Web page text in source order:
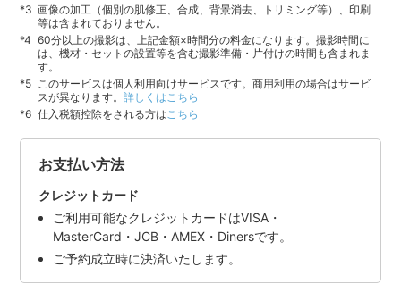
画像の加工（個別の肌修正、合成、背景消去、トリミング等）、印刷
等は含まれておりません。
60分以上の撮影は、上記金額×時間分の料金になります。撮影時間に
は、機材・セットの設置等を含む撮影準備・片付けの時間も含まれま
す。
このサービスは個人利用向けサービスです。商用利用の場合はサービ
スが異なります。詳しくはこちら
仕入税額控除をされる方は こちら
お支払い方法
クレジットカード
ご利用可能なクレジットカードはVISA・
MasterCard・JCB・AMEX・Dinersです。
ご予約成立時に決済いたします。